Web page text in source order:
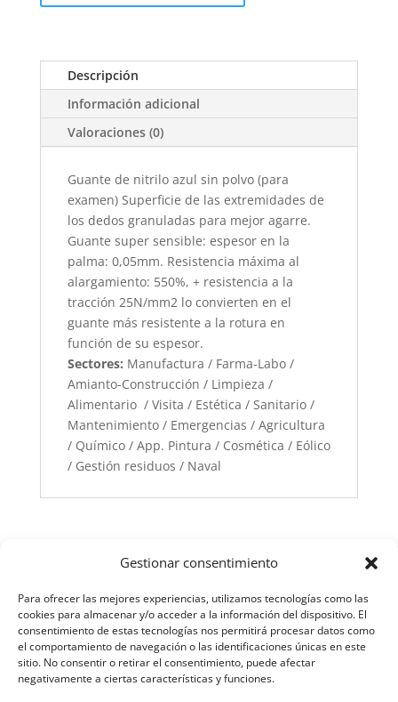
Gestionar consentimiento
Para ofrecer las mejores experiencias, utilizamos tecnologías como las
cookies para almacenar y/o acceder a la información del dispositivo. El
consentimiento de estas tecnologías nos permitirá procesar datos como
el comportamiento de navegación o las identificaciones únicas en este
sitio. No consentir o retirar el consentimiento, puede afectar
negativamente a ciertas características y funciones.
Descripción
Información adicional
Valoraciones (0)
Guante de nitrilo azul sin polvo (para
examen) Superficie de las extremidades de
los dedos granuladas para mejor agarre.
Guante super sensible: espesor en la
palma: 0,05mm. Resistencia máxima al
alargamiento: 550%, + resistencia a la
tracción 25N/mm2 lo convierten en el
guante más resistente a la rotura en
función de su espesor.
Sectores: Manufactura / Farma-Labo /
Amianto-Construcción / Limpieza /
Alimentario / Visita / Estética / Sanitario /
Mantenimiento / Emergencias / Agricultura
/ Químico / App. Pintura / Cosmética / Eólico
/ Gestión residuos / Naval